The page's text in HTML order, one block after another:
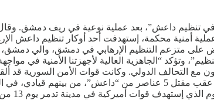
في تنظيم داعش”، بعد عملية نوعية في ريف دمشق.
عملية أمنية محكمة، إستهدفت أحد أوكار تنظيم
على متزعم التنظيم الإرهابي في دمشق، والي
وتؤكد “الجاهزية العالية لأجهزتنا الأمنية في
دمر بمدينة دمشق، ومدينتي قدسيا شمال غرب العاصمة، وداريا جنوبها. وجاءت
في